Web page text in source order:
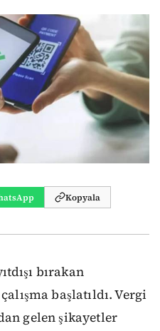
Kopyala
bırakan
başlatıldı. Vergi
gelen şikayetler